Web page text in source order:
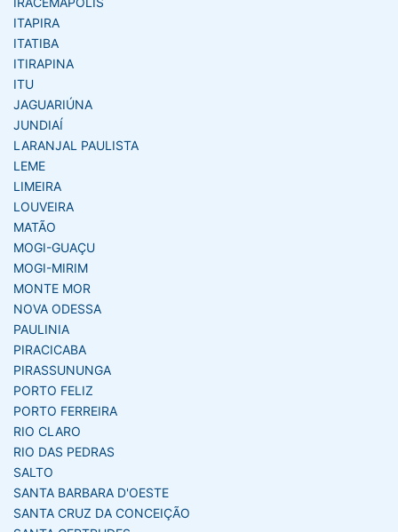
ITAPIRA
ITATIBA
ITIRAPINA
ITU
JAGUARIÚNA
JUNDIAÍ
LARANJAL PAULISTA
LEME
LIMEIRA
LOUVEIRA
MATÃO
MOGI-GUAÇU
MOGI-MIRIM
MONTE MOR
NOVA ODESSA
PAULINIA
PIRACICABA
PIRASSUNUNGA
PORTO FELIZ
PORTO FERREIRA
RIO CLARO
RIO DAS PEDRAS
SALTO
SANTA BARBARA D'OESTE
SANTA CRUZ DA CONCEIÇÃO